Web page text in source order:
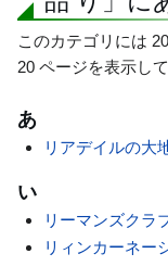
動
このカテゴリには
20 ページを表示して
あ
リアデイルの大
い
リーマンズクラ
リィンカーネー